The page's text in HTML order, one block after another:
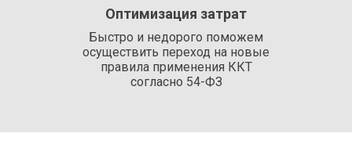
Оптимизация затрат
Быстро и недорого поможем
осуществить переход на новые
правила применения ККТ
согласно 54-ФЗ